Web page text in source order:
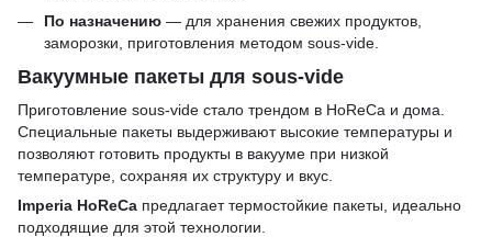
По назначению — для хранения свежих продуктов,
заморозки, приготовления методом sous-vide.
Вакуумные пакеты для sous-vide
Приготовление sous-vide стало трендом в HoReCa и дома.
Специальные пакеты выдерживают высокие температуры и
позволяют готовить продукты в вакууме при низкой
температуре, сохраняя их структуру и вкус.
Imperia HoReCa предлагает термостойкие пакеты, идеально
подходящие для этой технологии.